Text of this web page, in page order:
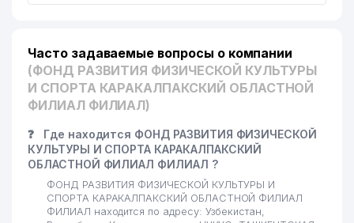
Часто задаваемые вопросы о компании
(ФОНД РАЗВИТИЯ ФИЗИЧЕСКОЙ КУЛЬТУРЫ
И СПОРТА КАРАКАЛПАКСКИЙ ОБЛАСТНОЙ
ФИЛИАЛ ФИЛИАЛ)
❓
Где находится ФОНД РАЗВИТИЯ ФИЗИЧЕСКОЙ
КУЛЬТУРЫ И СПОРТА КАРАКАЛПАКСКИЙ
ОБЛАСТНОЙ ФИЛИАЛ ФИЛИАЛ ?
ФОНД РАЗВИТИЯ ФИЗИЧЕСКОЙ КУЛЬТУРЫ И
СПОРТА КАРАКАЛПАКСКИЙ ОБЛАСТНОЙ ФИЛИАЛ
ФИЛИАЛ находится по адресу: Узбекистан,